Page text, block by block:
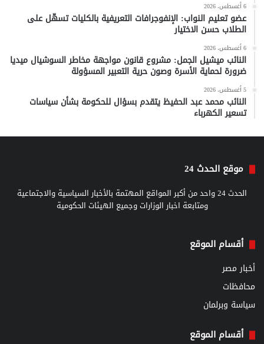
6 أغسطس، 2026
عضو تعليم النواب: الإنفوجرافات التعريفية بالكليات تسهّل على
الطلاب حسن الاختيار
6 أغسطس، 2026
النائب ميشيل الجمل: مشروع قانون مواجهة مخاطر السوشيال ميديا
ضرورة لحماية الأسرة وصون حرية التعبير المسؤولة
5 أغسطس، 2026
النائب محمد عبد الحفيظ يتقدم بسؤال للحكومة بشأن سياسات
تسعير الكهرباء
موقع الحدث 24
الحدث 24 واحد من أكبر المواقع المهتمة بالأخبار السياسية والاجتماعية
ومتابعة اخبار الوزارات وجميع الهيئات الحكومية
أقسام الموقع
أخبار مصر
محافظات
سياسة وبرلمان
أقسام الموقع